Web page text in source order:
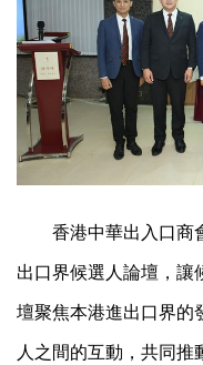
香港中華出入口商
出口界候選人論壇，
壇聚焦本港進出口界的
人之間的互動，共同推